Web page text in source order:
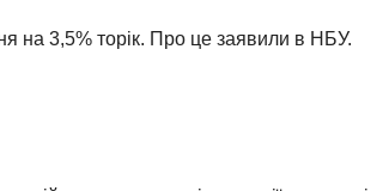
на 3,5% торік. Про це заявили в НБУ.